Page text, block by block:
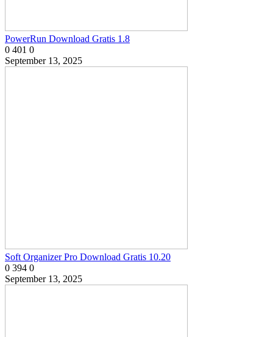
PowerRun Download Gratis 1.8
0 401 0
September 13, 2025
Soft Organizer Pro Download Gratis 10.20
0 394 0
September 13, 2025